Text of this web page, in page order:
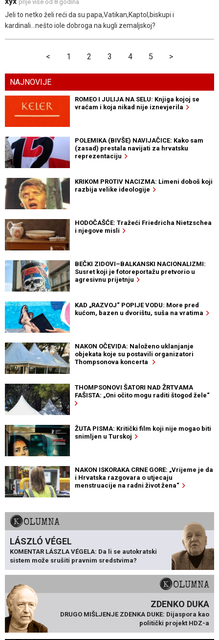
prije više od 8 godina
Jeli to netko želi reći da su papa,Vatikan,Kaptol,biskupi i
kardinali...nešto iole dobroga na kugli zemaljskoj?
< 1 2 3 4 5 >
NAJNOVIJE
ROMEO I JULIJA NA SELU: Knjiga kojoj se
vraćam i koja nikad nije iznevjerila
POLEMIKA (BIVŠE) NAVIJAČICE: Kako sam
(zasad) prestala navijati za hrvatsku
reprezentaciju
KRIKOM PROTIV NACIZMA: Limeni doboš koji
razbija velike ideologije
HODOČAŠĆE: Tražeći Friedricha Nietzschea
i njegove misli
BEČKI ZIDOVI–BALKANSKI NACIONALIZMI:
Susret koji je fotoreportažu pretvorio u
agresivnu prijetnju
KAD „RAZVOJ“ POPIJE VODU: More pred
kućom, bazen u dvorištu, suša na vratima
NAKON OČEVIDA: Naloženo uklanjanje
objekata koje su postavili organizatori
Thompsonova koncerta
THOMPSONOVI ŠATORI NAD ŽRTVAMA
FAŠISTA: „Oni očito mogu raditi štogod žele“
ŽUTA PISMA: Kritički film koji nije mogao biti
snimljen u Turskoj
NAKON ISKORAKA CRNE GORE: „Vrijeme je da
i Hrvatska razgovara o utjecaju
menstruacije na radni život žena“
KOLUMNA
LÁSZLÓ VÉGEL
KOMENTAR LÁSZLA VÉGELA: Da li se autokratski
sistem može srušiti pravnim sredstvima?
KOLUMNA
ZDENKO DUKA
DRUGO MIŠLJENJE ZDENKA DUKE: Dijaspora kao
politički projekt HDZ-a